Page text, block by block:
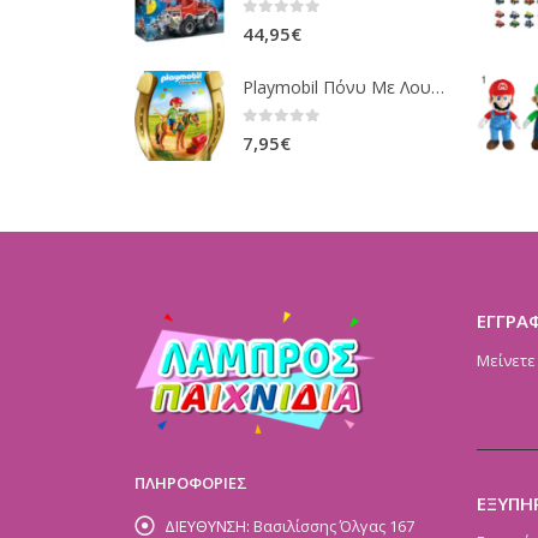
44,95€
Playmobil Πόνυ Με Λουλουδάκια Και Κοριτσάκι 6968
7,95€
ΠΛΗΡΟΦΟΡΙΕΣ
ΔΙΕΥΘΥΝΣΗ: Βασιλίσσης Όλγας 167